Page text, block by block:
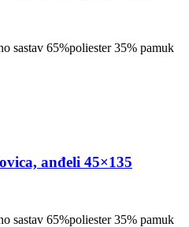
sastav 65%poliester 35% pamuk
anđeli 45×135
sastav 65%poliester 35% pamuk